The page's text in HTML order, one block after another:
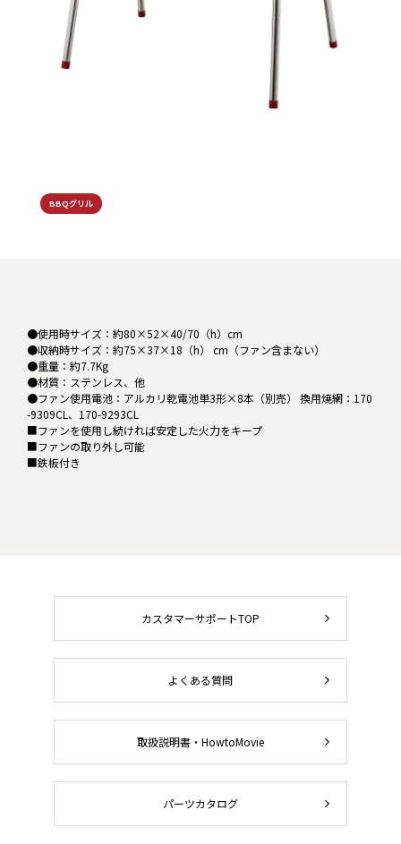
BBQグリル
●使用時サイズ：約80×52×40/70（h）cm
●収納時サイズ：約75×37×18（h） cm（ファン含まない）
●重量：約7.7Kg
●材質：ステンレス、他
●ファン使用電池：アルカリ乾電池単3形×8本（別売） 換用焼網：170
-9309CL、170-9293CL
■ファンを使用し続ければ安定した火力をキープ
■ファンの取り外し可能
■鉄板付き
カスタマーサポートTOP
よくある質問
取扱説明書・HowtoMovie
パーツカタログ